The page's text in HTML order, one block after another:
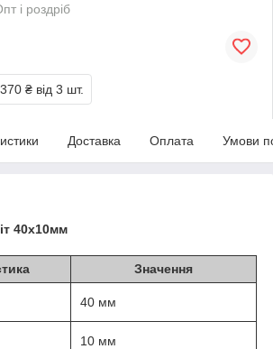
і роздріб
370 ₴ від 3 шт.
Доставка Оплата Умови
40х10мм
Значення
40 мм
10 мм